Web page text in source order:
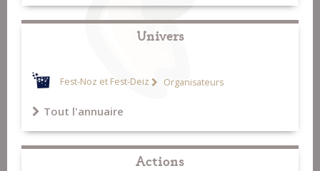
Univers
Fest-Noz et Fest-Deiz Organisateurs
Tout l'annuaire
Actions